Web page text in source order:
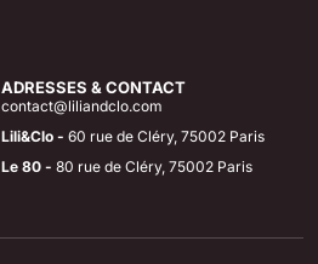
ADRESSES & CONTACT
contact@liliandclo.com
Lili&Clo - 60 rue de Cléry, 75002 Paris
Le 80 - 80 rue de Cléry, 75002 Paris